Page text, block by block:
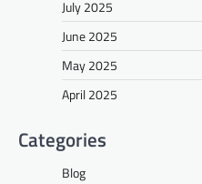
July 2025
June 2025
May 2025
April 2025
Categories
Blog